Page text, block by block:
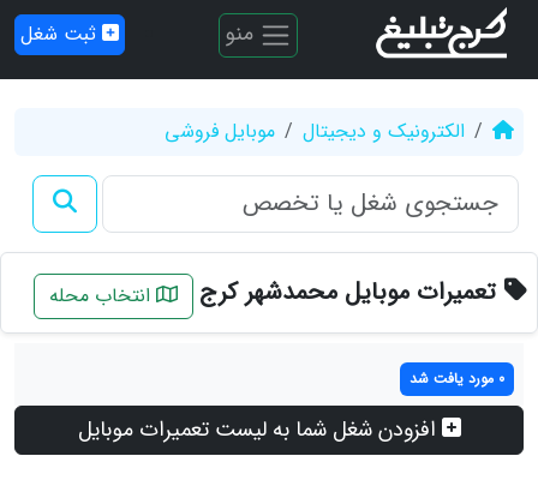
منو ثبت شغل
الکترونیک و دیجیتال موبایل فروشی
تعمیرات موبایل محمدشهر کرج انتخاب محله
0 مورد یافت شد
افزودن شغل شما به لیست تعمیرات موبایل